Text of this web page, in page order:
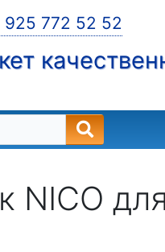
925 772 52 52
NICO